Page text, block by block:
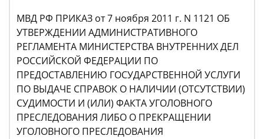
МВД РФ ПРИКАЗ от 7 ноября 2011 г. N 1121 ОБ
УТВЕРЖДЕНИИ АДМИНИСТРАТИВНОГО
РЕГЛАМЕНТА МИНИСТЕРСТВА ВНУТРЕННИХ ДЕЛ
РОССИЙСКОЙ ФЕДЕРАЦИИ ПО
ПРЕДОСТАВЛЕНИЮ ГОСУДАРСТВЕННОЙ УСЛУГИ
ПО ВЫДАЧЕ СПРАВОК О НАЛИЧИИ (ОТСУТСТВИИ)
СУДИМОСТИ И (ИЛИ) ФАКТА УГОЛОВНОГО
ПРЕСЛЕДОВАНИЯ ЛИБО О ПРЕКРАЩЕНИИ
УГОЛОВНОГО ПРЕСЛЕДОВАНИЯ